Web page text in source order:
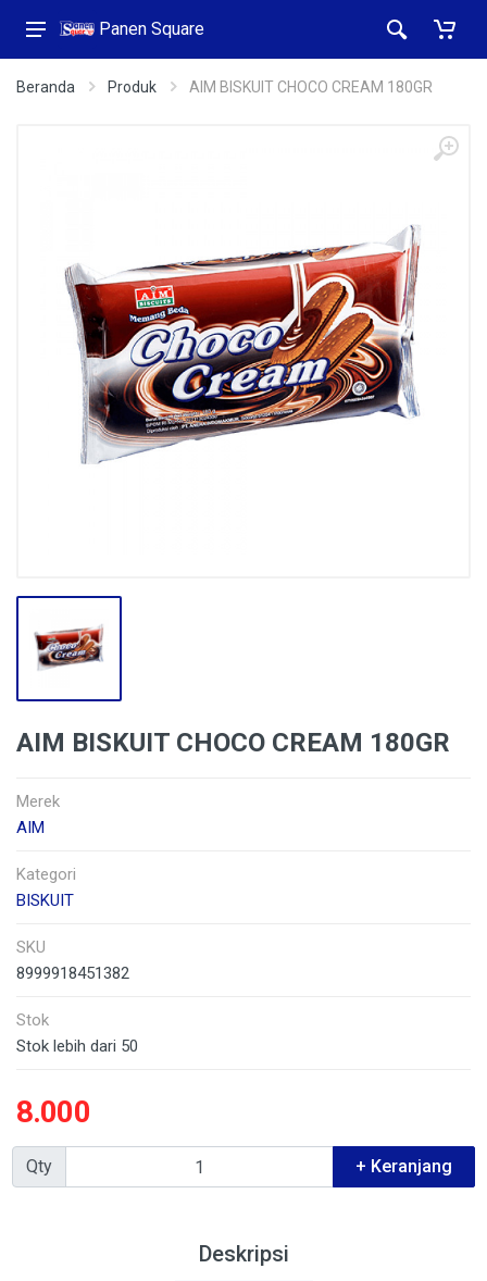
Panen Square
Beranda Produk AIM BISKUIT CHOCO CREAM 180GR
AIM BISKUIT CHOCO CREAM 180GR
Merek
AIM
Kategori
BISKUIT
SKU
8999918451382
Stok
Stok lebih dari 50
8.000
Qty + Keranjang
Deskripsi